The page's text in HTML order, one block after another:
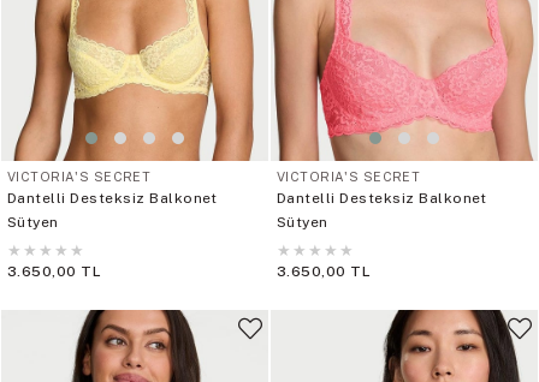
VICTORIA'S SECRET
Dantelli Desteksiz Balkonet
Sütyen
★ ★ ★ ★ ★
3.650,00 TL
VICTORIA'S SECRET
Dantelli Desteksiz Balkonet
Sütyen
★ ★ ★ ★ ★
3.650,00 TL